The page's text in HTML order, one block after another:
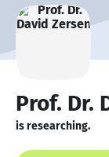
Prof. Dr.
is researching.